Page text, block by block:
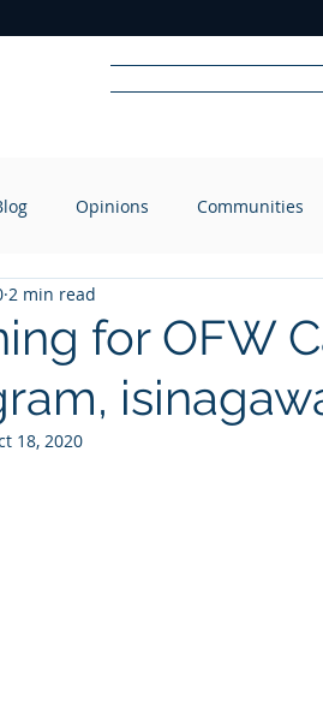
RADIO
Opinions Communities
for OFW
2 min read
18, 2020